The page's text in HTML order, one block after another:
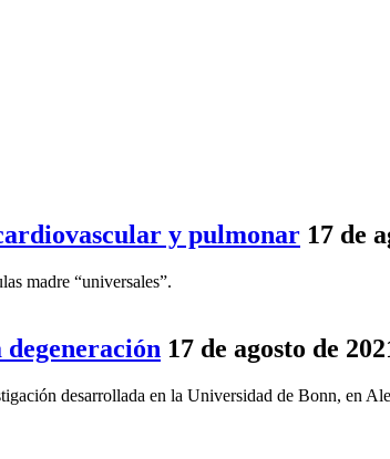
y pulmonar 17 de
madre “universales”.
degeneración 17 de agosto de
desarrollada en la Universidad de Bonn, en